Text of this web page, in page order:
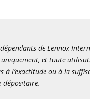
de Lennox
et toute
l’exactitude ou à la
dépositaire.